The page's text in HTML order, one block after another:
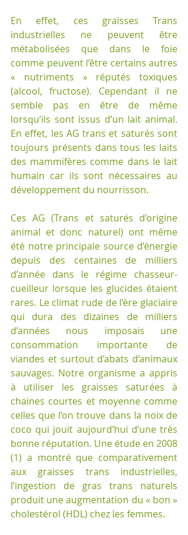
En effet, ces graisses Trans
industrielles ne peuvent être
métabolisées que dans le foie
comme peuvent l’être certains autres
« nutriments » réputés toxiques
(alcool, fructose). Cependant il ne
semble pas en être de même
lorsqu’ils sont issus d’un lait animal.
En effet, les AG trans et saturés sont
toujours présents dans tous les laits
des mammifères comme dans le lait
humain car ils sont nécessaires au
développement du nourrisson.
Ces AG (Trans et saturés d’origine
animal et donc naturel) ont même
été notre principale source d’énergie
depuis des centaines de milliers
d’année dans le régime chasseur-
cueilleur lorsque les glucides étaient
rares. Le climat rude de l’ère glaciaire
qui dura des dizaines de milliers
d’années nous imposais une
consommation importante de
viandes et surtout d’abats d’animaux
sauvages. Notre organisme a appris
à utiliser les graisses saturées à
chaines courtes et moyenne comme
celles que l’on trouve dans la noix de
coco qui jouit aujourd’hui d’une très
bonne réputation. Une étude en 2008
(1) a montré que comparativement
aux graisses trans industrielles,
l’ingestion de gras trans naturels
produit une augmentation du « bon »
cholestérol (HDL) chez les femmes.